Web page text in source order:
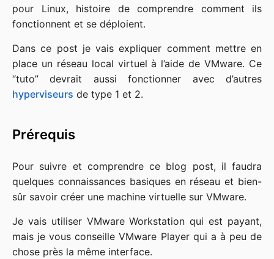
pour Linux, histoire de comprendre comment ils
fonctionnent et se déploient.
Dans ce post je vais expliquer comment mettre en
place un réseau local virtuel à l’aide de VMware. Ce
“tuto” devrait aussi fonctionner avec d’autres
hyperviseurs de type 1 et 2.
Prérequis
Pour suivre et comprendre ce blog post, il faudra
quelques connaissances basiques en réseau et bien-
sûr savoir créer une machine virtuelle sur VMware.
Je vais utiliser VMware Workstation qui est payant,
mais je vous conseille VMware Player qui a à peu de
chose près la même interface.